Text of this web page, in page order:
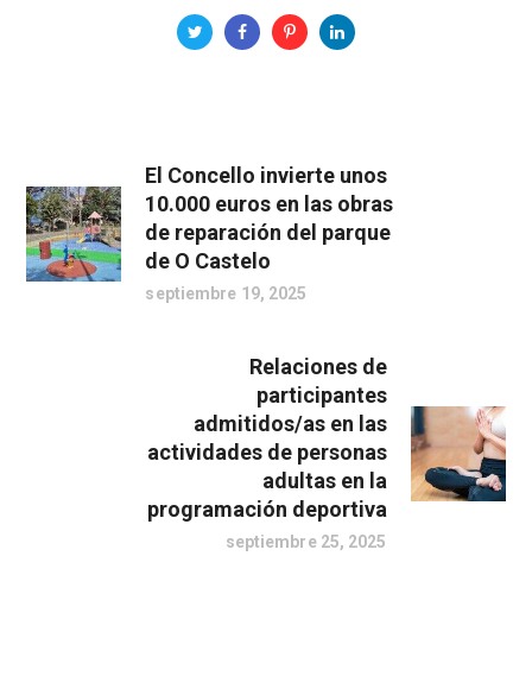
El Concello invierte unos
10.000 euros en las obras
de reparación del parque
de O Castelo
septiembre 19, 2025
Relaciones de
participantes
admitidos/as en las
actividades de personas
adultas en la
programación deportiva
septiembre 25, 2025